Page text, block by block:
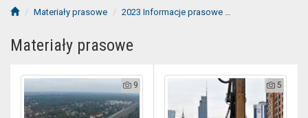
Materiały prasowe 2023 Informacje prasowe
Materiały prasowe
9 5